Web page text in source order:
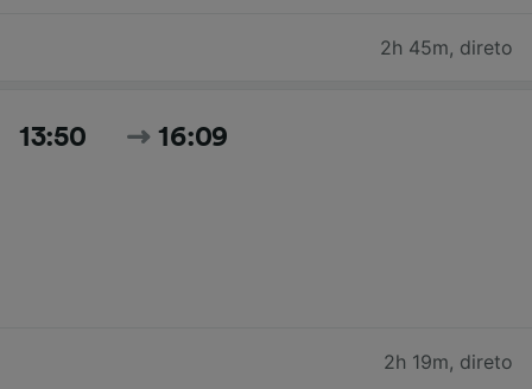
2h 45m, direto
13:50 16:09
2h 19m, direto